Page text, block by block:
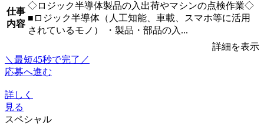
仕事
内容
◇ロジック半導体製品の入出荷やマシンの点検作業◇
■ロジック半導体（人工知能、車載、スマホ等に活用
されているモノ） ・製品・部品の入...
詳細を表示
＼最短45秒で完了／
応募へ進む
詳しく
見る
スペシャル